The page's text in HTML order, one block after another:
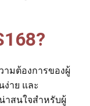
ามต้องการของผู้
าย และ
าสนใจสำหรับผู้